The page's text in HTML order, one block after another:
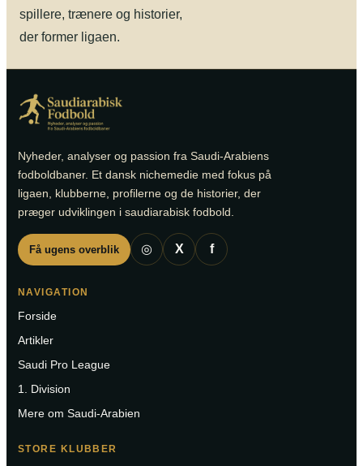
spillere, trænere og historier,
der former ligaen.
Nyheder, analyser og passion fra Saudi-Arabiens
fodboldbaner. Et dansk nichemedie med fokus på
ligaen, klubberne, profilerne og de historier, der
præger udviklingen i saudiarabisk fodbold.
Få ugens overblik ◎ X f
NAVIGATION
Forside
Artikler
Saudi Pro League
1. Division
Mere om Saudi-Arabien
STORE KLUBBER